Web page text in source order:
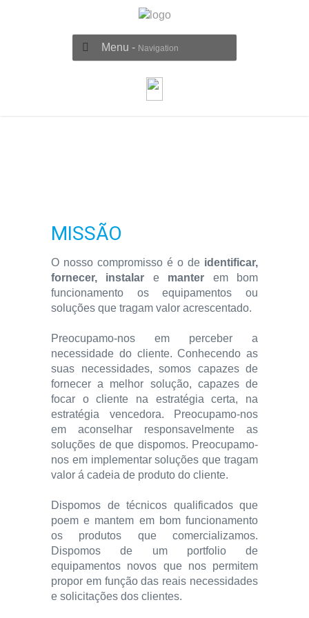
Menu - Navigation
MISSÃO
O nosso compromisso é o de identificar,
fornecer, instalar e manter em bom
funcionamento os equipamentos ou
soluções que tragam valor acrescentado.
Preocupamo-nos em perceber a
necessidade do cliente. Conhecendo as
suas necessidades, somos capazes de
fornecer a melhor solução, capazes de
focar o cliente na estratégia certa, na
estratégia vencedora. Preocupamo-nos
em aconselhar responsavelmente as
soluções de que dispomos. Preocupamo-
nos em implementar soluções que tragam
valor á cadeia de produto do cliente.
Dispomos de técnicos qualificados que
poem e mantem em bom funcionamento
os produtos que comercializamos.
Dispomos de um portfolio de
equipamentos novos que nos permitem
propor em função das reais necessidades
e solicitações dos clientes.